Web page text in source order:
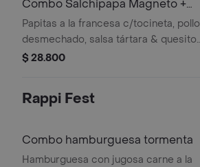
Combo Salchipapa Magneto +
Corona 350 ml
Papitas a la francesa c/tocineta, pollo
desmechado, salsa tártara & quesito
gratinado + Cervezas (Venta prohibida
$ 28.800
Rappi Fest
Combo hamburguesa tormenta
Hamburguesa con jugosa carne a la